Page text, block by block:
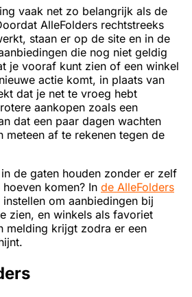
vaak net zo belangrijk als de
AlleFolders rechtstreeks
staan er op de site en in de
die nog niet geldig
je vooraf kunt zien of een winkel
actie komt, in plaats van
dat je net te vroeg hebt
aankopen zoals een
dat een paar dagen wachten
meteen af te rekenen tegen de
de gaten houden zonder er zelf
komen? In de AlleFolders
om aanbiedingen bij
zien, en winkels als favoriet
melding krijgt zodra er een